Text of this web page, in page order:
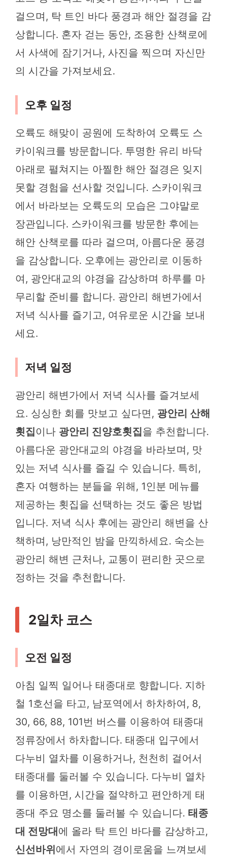
걸으며, 탁 트인 바다 풍경과 해안 절경을 감
상합니다. 혼자 걷는 동안, 조용한 산책로에
서 사색에 잠기거나, 사진을 찍으며 자신만
의 시간을 가져보세요.
오후 일정
오륙도 해맞이 공원에 도착하여 오륙도 스
카이워크를 방문합니다. 투명한 유리 바닥
아래로 펼쳐지는 아찔한 해안 절경은 잊지
못할 경험을 선사할 것입니다. 스카이워크
에서 바라보는 오륙도의 모습은 그야말로
장관입니다. 스카이워크를 방문한 후에는
해안 산책로를 따라 걸으며, 아름다운 풍경
을 감상합니다. 오후에는 광안리로 이동하
여, 광안대교의 야경을 감상하며 하루를 마
무리할 준비를 합니다. 광안리 해변가에서
저녁 식사를 즐기고, 여유로운 시간을 보내
세요.
저녁 일정
광안리 해변가에서 저녁 식사를 즐겨보세
요. 싱싱한 회를 맛보고 싶다면, 광안리 산해
횟집 이나 광안리 진양호횟집을 추천합니다.
아름다운 광안대교의 야경을 바라보며, 맛
있는 저녁 식사를 즐길 수 있습니다. 특히,
혼자 여행하는 분들을 위해, 1인분 메뉴를
제공하는 횟집을 선택하는 것도 좋은 방법
입니다. 저녁 식사 후에는 광안리 해변을 산
책하며, 낭만적인 밤을 만끽하세요. 숙소는
광안리 해변 근처나, 교통이 편리한 곳으로
정하는 것을 추천합니다.
2일차 코스
오전 일정
아침 일찍 일어나 태종대로 향합니다. 지하
철 1호선을 타고, 남포역에서 하차하여, 8,
30, 66, 88, 101번 버스를 이용하여 태종대
정류장에서 하차합니다. 태종대 입구에서
다누비 열차를 이용하거나, 천천히 걸어서
태종대를 둘러볼 수 있습니다. 다누비 열차
를 이용하면, 시간을 절약하고 편안하게 태
종대 주요 명소를 둘러볼 수 있습니다. 태종
대 전망대에 올라 탁 트인 바다를 감상하고,
신선바위에서 자연의 경이로움을 느껴보세